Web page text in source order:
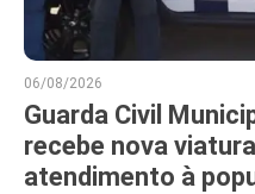
06/08/2026
Guarda Civil
recebe nova
atendimento à